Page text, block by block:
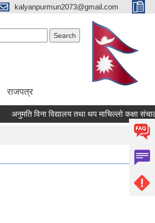
kalyanpurmun2073@gmail.com
राजपत्र
विना विद्यालय तथा थप माचिल्लो कक्षा संचालन